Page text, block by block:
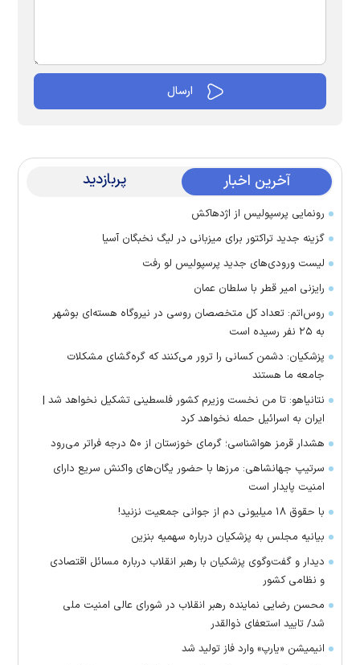
آخرین اخبار پربازدید
رونمایی پرسپولیس از اژدهاکش
گزینه جدید تراکتور برای میزبانی در لیگ نخبگان آسیا
لیست ورودی‌های جدید پرسپولیس لو رفت
رایزنی امیر قطر با سلطان عمان
روس‌اتم: تعداد کل متخصصان روسی در نیروگاه هسته‌ای بوشهر
به ۲۵ نفر رسیده است
پزشکیان: دشمن کسانی را ترور می‌کنند که گره‌گشای مشکلات
جامعه ما هستند
نتانیاهو: تا من نخست وزیرم کشور فلسطینی تشکیل نخواهد شد |
ایران به اسرائیل حمله نخواهد کرد
هشدار قرمز هواشناسی؛ گرمای خوزستان از ۵۰ درجه فراتر می‌رود
سرتیپ جهانشاهی: مرز‌ها با حضور یگان‌های واکنش سریع دارای
امنیت پایدار است
با حقوق ۱۸ میلیونی دم از جوانی جمعیت نزنید!
بیانیه مجلس به پزشکیان درباره سهمیه بنزین
دیدار و گفت‌وگوی پزشکیان با رهبر انقلاب درباره مسائل اقتصادی
و نظامی کشور
محسن رضایی نماینده رهبر انقلاب در شورای عالی امنیت ملی
شد/ تایید استعفای ذوالقدر
انیمیشن «یارپ» وارد فاز تولید شد